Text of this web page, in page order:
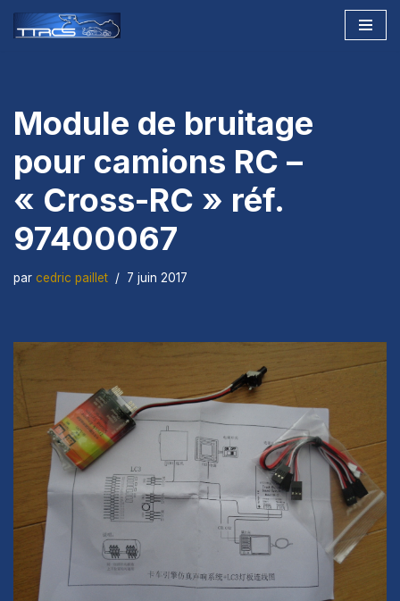
Module de bruitage
pour camions RC –
« Cross-RC » réf.
97400067
par cedric paillet 7 juin 2017